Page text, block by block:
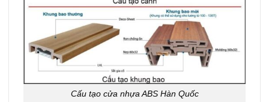
Cấu tạo cửa nhựa ABS Hàn Quốc